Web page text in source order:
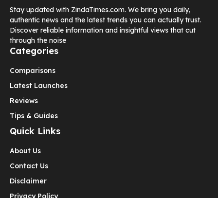
Stay updated with ZindaTimes.com. We bring you daily,
authentic news and the latest trends you can actually trust.
Discover reliable information and insightful views that cut
through the noise
Categories
Comparisons
Latest Launches
Reviews
Tips & Guides
Quick Links
About Us
Contact Us
Disclaimer